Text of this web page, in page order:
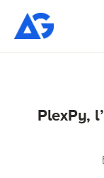
PlexPy,